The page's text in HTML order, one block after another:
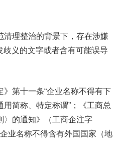
理整治的背景下，存在涉嫌
歧义的文字或者含有可能误导
第十一条“企业名称不得有下
简称、特定称谓”；《工商总
〉的通知》（工商企注字
业名称不得含有外国国家（地